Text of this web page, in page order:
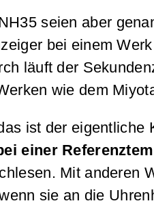
seien aber
bei einem
läuft der
wie dem
ist der
einer
Mit anderen
sie an die